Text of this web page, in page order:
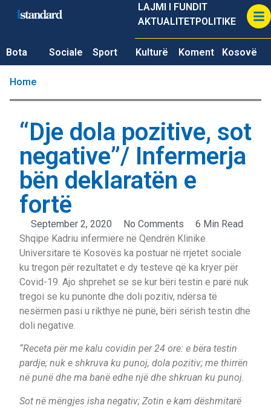
LAJMI I FUNDIT
AKTUALITETPOLITIKE
Bota Sociale Sport Kulturë Koment Kosovë
Home
“Dje dola pozitive, sot
negative”/ Infermerja
bën deklaratën e
fortë
September 2, 2020 No Comments
6 Min Read
Shqipe Kadriu infermiere në Qendrën Klinike
Universitare të Kosovës ka postuar në rrjetet sociale
ku tregon për rezultatet e dy testeve që ka kryer për
Covid-19. Ajo shprehet se se kur bëri testin e parë nuk
tregoi se ku punonte dhe doli pozitiv, ndërsa të
nesërmen pasi u rikthye në punë, bëri sërish testin dhe
doli negative.
“Receta për me kalu covidin per 24 ore: e bëra testin
pardje; nuk e shkruva ku punoj, dola pozitiv; me thirrën
në punë dhe ma banë edhe një dhe shkruan ku punoj.
Sot në mëngjes isha negativ; Zotin e kam dëshmitarë